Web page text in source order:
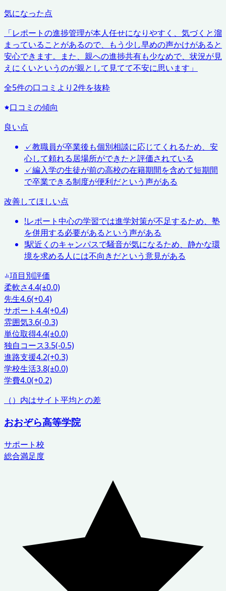
気になった点
「レポートの進捗管理が本人任せになりやすく、気づくと溜
まっていることがあるので、もう少し早めの声かけがあると
安心できます。また、親への進捗共有も少なめで、状況が見
えにくいというのが親として見てて不安に思います 」
全5件の口コミより2件を抜粋
口コミの傾向
良い点
✓教職員が卒業後も個別相談に応じてくれるため、安
心して頼れる居場所ができたと評価されている
✓編入学の生徒が前の高校の在籍期間を含めて短期間
で卒業できる制度が便利だという声がある
改善してほしい点
!レポート中心の学習では進学対策が不足するため、塾
を併用する必要があるという声がある
!駅近くのキャンパスで騒音が気になるため、静かな環
境を求める人には不向きだという意見がある
項目別評価
柔軟さ4.4(±0.0)
先生4.6(+0.4)
サポート4.4(+0.4)
雰囲気3.6(-0.3)
単位取得4.4(±0.0)
独自コース3.5(-0.5)
進路支援4.2(+0.3)
学校生活3.8(±0.0)
学費4.0(+0.2)
（）内はサイト平均との差
おおぞら高等学院
サポート校
総合満足度